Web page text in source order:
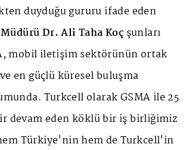
duyduğu gururu ifade eden
Dr. Ali Taha Koç şunları
mobil iletişim sektörünün ortak
en güçlü küresel buluşma
Turkcell olarak GSMA ile 25
devam eden köklü bir iş birliğimiz
Türkiye'nin hem de Turkcell'in